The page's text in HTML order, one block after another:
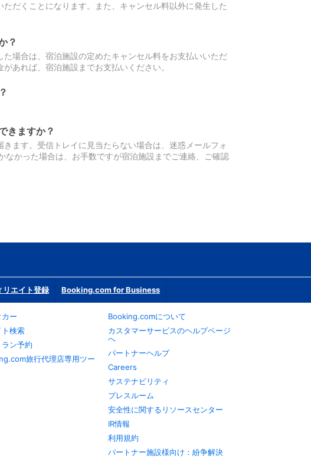
だくことになります。また、キャンセル料以外に発生した
？
場合は、宿泊施設の定めたキャンセル料をお支払いいただ
あれば、宿泊施設までお支払いください。
きますか？
ます。受信トレイに見当たらない場合は、迷惑メールフォ
かった場合は、お手数ですが宿泊施設までご連絡、ご確認
リエイト登録 Booking.com for Business
カー
ト検索
ラン予約
旅行代理店専用ツー
Booking.comについて
カスタマーサービスのヘルプページ
へ
パートナーヘルプ
Careers
サステナビリティ
プレスルーム
安全性に関するリソースセンター
IR情報
利用規約
パートナー施設様向け：紛争解決